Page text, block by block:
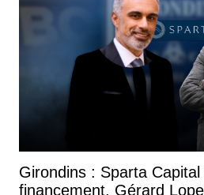
Girondins : Sparta
financement, Gérard